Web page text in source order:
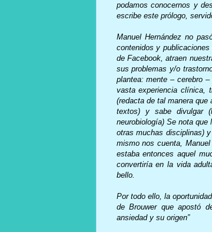
podamos conocernos y
escribe este prólogo,
Manuel Hernández no
contenidos y
de Facebook, atraen
sus problemas y/o
plantea: mente – cerebro
vasta experiencia clínica,
(redacta de tal manera
textos) y sabe divulgar
neurobiología) Se nota
otras muchas disciplinas)
mismo nos cuenta,
estaba entonces aquel
convertiría en la vida
bello.
Por todo ello, la
de Brouwer que apostó
ansiedad y su origen”